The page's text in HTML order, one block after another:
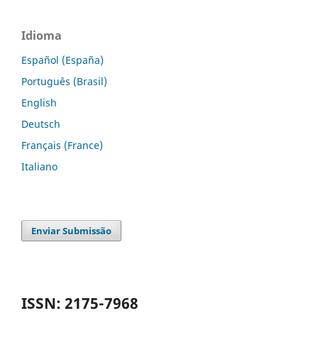
Idioma
Español (España)
Português (Brasil)
English
Deutsch
Français (France)
Italiano
Enviar Submissão
ISSN: 2175-7968